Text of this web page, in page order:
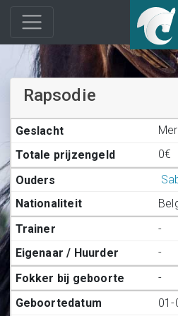
Rapsodie
0€
-
-
-
01-